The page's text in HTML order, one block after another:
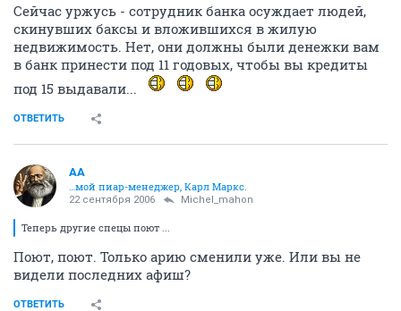
Сейчас уржусь - сотрудник банка осуждает людей,
скинувших баксы и вложившихся в жилую
недвижимость. Нет, они должны были денежки вам
в банк принести под 11 годовых, чтобы вы кредиты
под 15 выдавали...
ОТВЕТИТЬ
AA
…мой пиар-менеджер, Карл Маркс.
22 сентября 2006 Michel_mahon
Теперь другие спецы поют ...
Поют, поют. Только арию сменили уже. Или вы не
видели последних афиш?
ОТВЕТИТЬ